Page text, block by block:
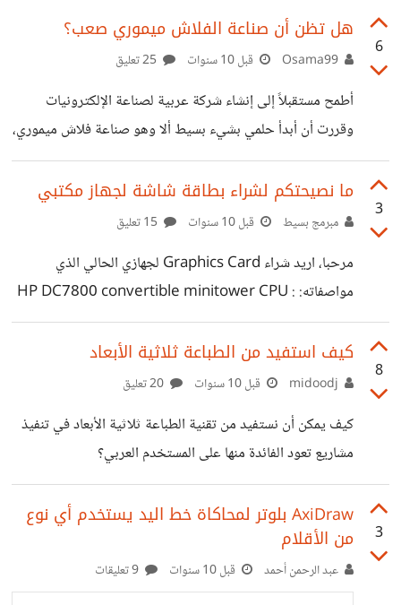
الشريحة أم نظام البت أتمنى من أصحاب الخبرة والتجربة
المساعدة بإيجاد جواب دقيق.. نوعا ما
6
هل تظن أن صناعة الفلاش ميموري صعب؟
قبل 10 سنوات
أطمح مستقبلاً إلى إنشاء شركة عربية لصناعة الإلكترونيات
وقررت أن أبدأ حلمي بشيء بسيط ألا وهو صناعة فلاش ميموري،
ولكن يبقى السؤال هنا -بحكم أني لا أملك الخبرة الكافية في
مجال الكمبيوتر - هل من الصعب صناعة الفلاش ميموري بكامل
أجزائها؟ وهل تحتاج إلى مصانع عملاقة لفعل ذلك؟ وما هو
الإجابة ولو على سؤال واحد فقط وشكراً لكم
3
ما نصيحتكم لشراء بطاقة شاشة لجهاز مكتبي
مبرمج بسيط قبل 10 سنوات
مرحبا، اريد شراء Graphics Card لجهازي الحالي الذي
مواصفاته: HP DC7800 convertible minitower CPU :
Intel E8600 3.3 GHZ Ram : 8 GB مع العلم ان معظم
القطع قمت باستبدالها ما عدا الMotherboard فمواصفاته
امكن)؟ أستخدم الجهاز عادة للعب Modded Minecraft :) و
CS : Go مع العلم انه يحدث كراش لماينكرافت لسوء بطاقة
الشاشة (الأصلية من
8
كيف استفيد من الطباعة ثلاثية الأبعاد
قبل 10 سنوات
كيف يمكن أن نستفيد من تقنية الطباعة ثلاثية الأبعاد في تنفيذ
مشاريع تعود الفائدة منها على المستخدم العربي؟
3
AxiDraw بلوتر لمحاكاة خط اليد يستخدم أي نوع
من الأقلام
عبد الرحمن أحمد قبل 10 سنوات